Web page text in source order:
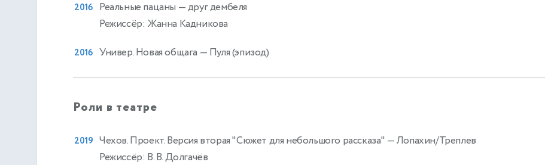
2016 Реальные пацаны — друг дембеля
Режиссёр: Жанна Кадникова
2016 Универ. Новая общага — Пуля (эпизод)
Роли в театре
2019 Чехов. Проект. Версия вторая "Сюжет для небольшого рассказа" — Лопахин/Треплев
Режиссёр: В. В. Долгачёв